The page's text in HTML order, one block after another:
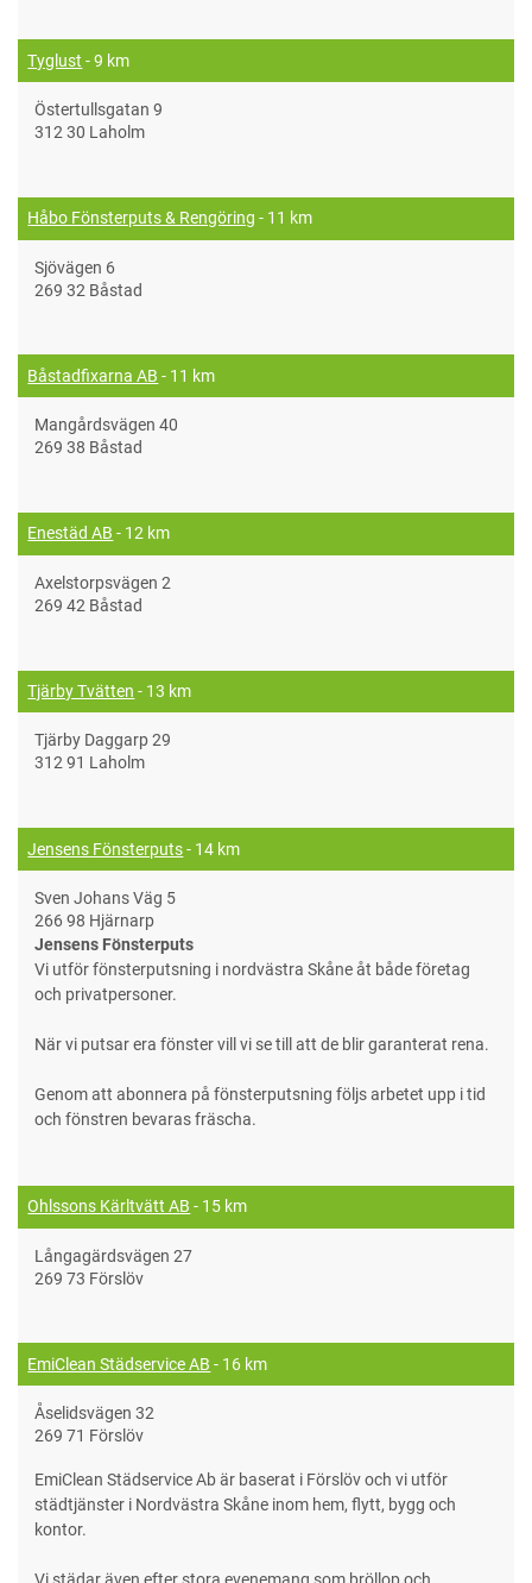
Tyglust - 9 km
Östertullsgatan 9
312 30 Laholm
Håbo Fönsterputs & Rengöring - 11 km
Sjövägen 6
269 32 Båstad
Båstadfixarna AB - 11 km
Mangårdsvägen 40
269 38 Båstad
Enestäd AB - 12 km
Axelstorpsvägen 2
269 42 Båstad
Tjärby Tvätten - 13 km
Tjärby Daggarp 29
312 91 Laholm
Jensens Fönsterputs- 14 km
Sven Johans Väg 5
266 98 Hjärnarp
Jensens Fönsterputs
Vi utför fönsterputsning i nordvästra Skåne åt både företag
och privatpersoner.
När vi putsar era fönster vill vi se till att de blir garanterat rena.
Genom att abonnera på fönsterputsning följs arbetet upp i tid
och fönstren bevaras fräscha.
Ohlssons Kärltvätt AB - 15 km
Långagärdsvägen 27
269 73 Förslöv
EmiClean Städservice AB - 16 km
Åselidsvägen 32
269 71 Förslöv
EmiClean Städservice Ab är baserat i Förslöv och vi utför
städtjänster i Nordvästra Skåne inom hem, flytt, bygg och
kontor.